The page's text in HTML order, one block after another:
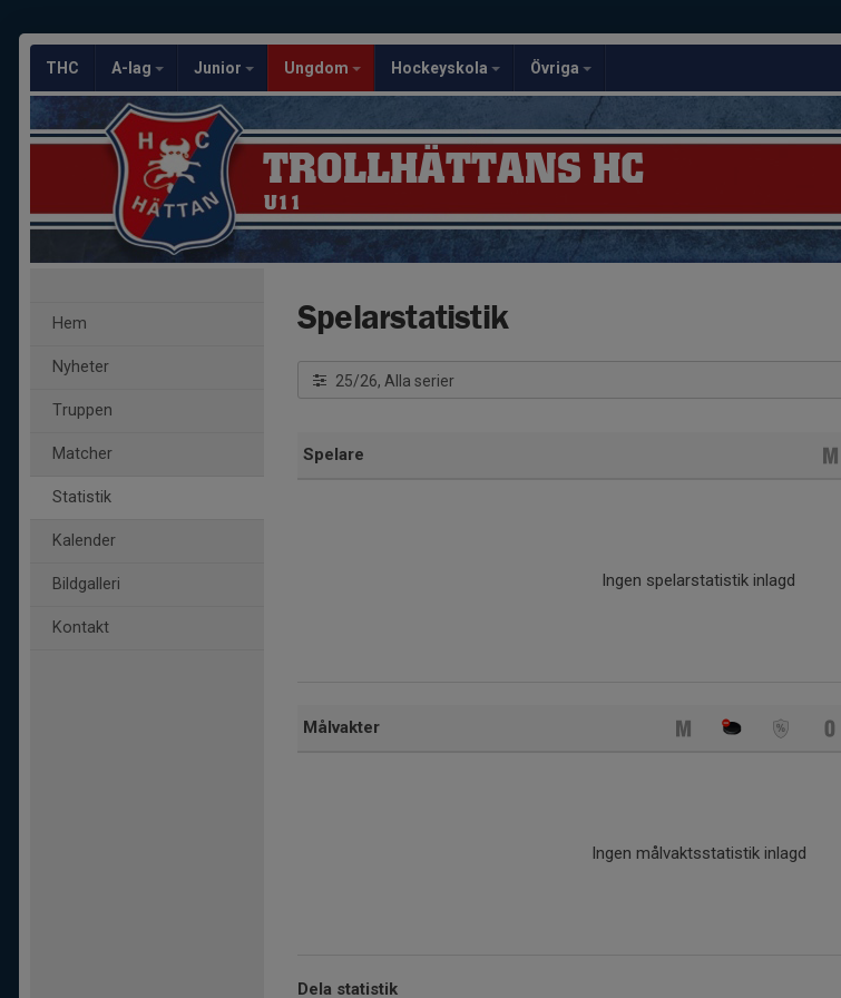
THC A-lag Junior Ungdom Hockeyskola Övriga
TROLLHÄTTANS HC
U11
Hem
Nyheter
Truppen
Matcher
Statistik
Kalender
Bildgalleri
Kontakt
Spelarstatistik
25/26, Alla serier
Spelare
Ingen spelarstatistik inlagd
Målvakter
Ingen målvaktsstatistik inlagd
Dela statistik